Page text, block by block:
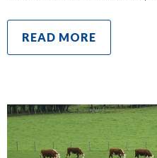
READ MORE